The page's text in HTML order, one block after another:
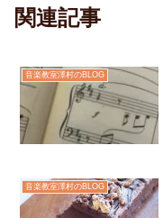
関連記事
音楽教室澤村のBLOG
音楽教室澤村のBLOG